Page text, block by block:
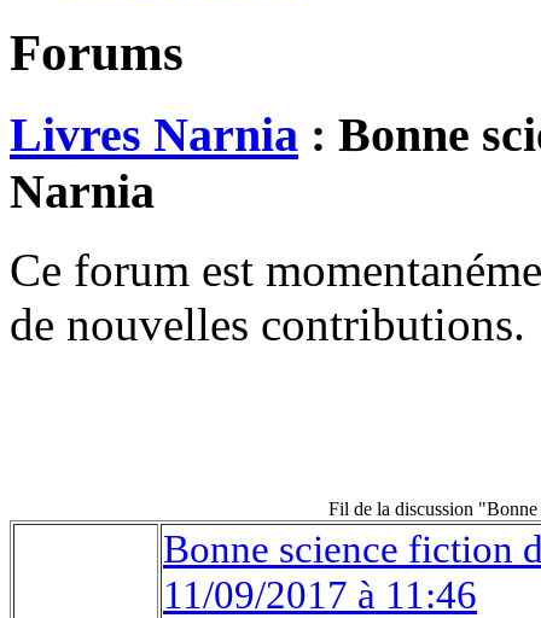
Forums
Livres Narnia : Bonne
Narnia
Ce forum est
de nouvelles contributions.
Fil de la discussion
Bonne science fiction
11/09/2017 à 11:46